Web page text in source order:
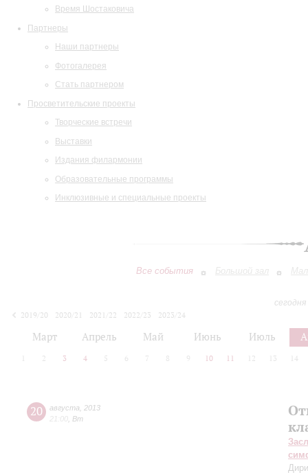
Время Шостаковича
Партнеры
Наши партнеры
Фотогалерея
Стать партнером
Просветительские проекты
Творческие встречи
Выставки
Издания филармонии
Образовательные программы
Инклюзивные и специальные проекты
Все события Большой зал
2019/20
2020/21 2021/22 2022/23
2023/24
Март Апрель Май Июнь Июль
2 3 4 5 6 7 8 9 10 11 12 13 14
20 августа
2013
21:00 Вт